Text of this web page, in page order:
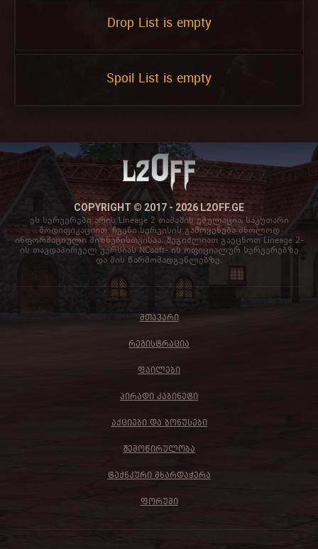
Drop List is empty
Spoil List is empty
COPYRIGHT © 2017 - 2026 L2OFF.GE
ეს სერვერები არის Lineage 2 თამაშის ემულაცია, საკუთარი
მოდიფიკაციით. ჩვენი სერვისის გამოყენება მხოლოდ
ინფორმაციული მიზნებისთვისაა. შეგიძლიათ გაეცნოთ Lineage 2-
ის თავდაპირველ ვერსიას NCsoft- ის ოფიციალურ სერვერებზე
და მის წარმომადგენლებზე.
ᲛᲗᲐᲕᲐᲠᲘ
ᲠᲔᲒᲘᲡᲢᲠᲐᲪᲘᲐ
ᲤᲐᲘᲚᲔᲑᲘ
ᲞᲘᲠᲐᲓᲘ ᲙᲐᲑᲘᲜᲔᲢᲘ
ᲐᲥᲪᲘᲔᲑᲘ ᲓᲐ ᲑᲝᲜᲣᲡᲔᲑᲘ
ᲨᲔᲛᲝᲬᲘᲠᲣᲚᲝᲑᲐ
ᲢᲔᲥᲜᲙᲣᲠᲘ ᲛᲮᲐᲠᲓᲐᲭᲔᲠᲐ
ᲤᲝᲠᲣᲛᲘ